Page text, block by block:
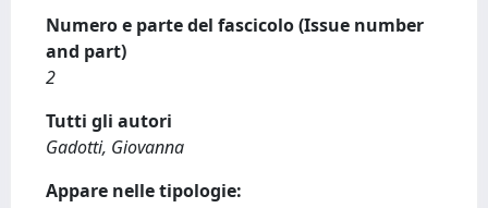
Numero e parte del fascicolo (Issue number
and part)
2
Tutti gli autori
Gadotti, Giovanna
Appare nelle tipologie: